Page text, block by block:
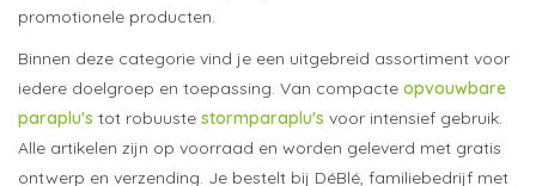
promotionele producten.
Binnen deze categorie vind je een uitgebreid assortiment voor
iedere doelgroep en toepassing. Van compacte opvouwbare
paraplu's tot robuuste stormparaplu's voor intensief gebruik.
Alle artikelen zijn op voorraad en worden geleverd met gratis
ontwerp en verzending. Je bestelt bij DéBlé, familiebedrijf met